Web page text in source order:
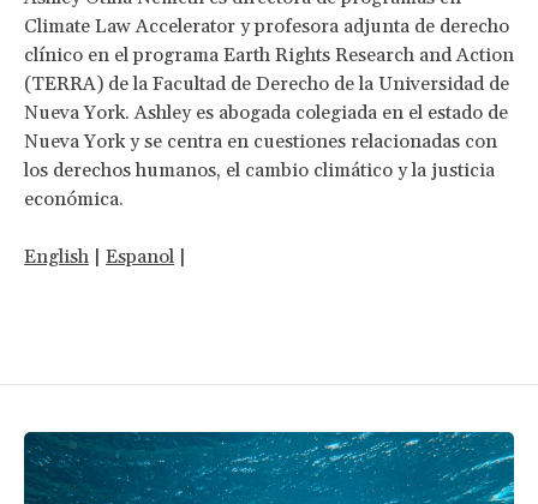
Climate Law Accelerator y profesora adjunta de derecho
clínico en el programa Earth Rights Research and Action
(TERRA) de la Facultad de Derecho de la Universidad de
Nueva York. Ashley es abogada colegiada en el estado de
Nueva York y se centra en cuestiones relacionadas con
los derechos humanos, el cambio climático y la justicia
económica.
English | Espanol |